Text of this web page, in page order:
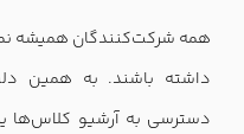
همه شرکت‌کنندگان همیشه
داشته باشند. به همین
دسترسی به آرشیو کلاس‌ها